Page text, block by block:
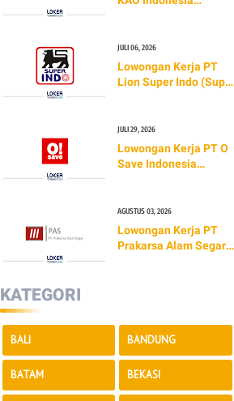
JULI 06, 2026
Lowongan Kerja PT
Lion Super Indo (Super
JULI 29, 2026
Lowongan Kerja PT O
Save Indonesia
AGUSTUS 03, 2026
Lowongan Kerja PT
Prakarsa Alam Segar
KATEGORI
BALI BANDUNG
BATAM BEKASI